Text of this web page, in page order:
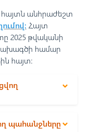
անհրաժեշտ
Հայտ
2025 թվականի
համար
հայտ:
պահանջները